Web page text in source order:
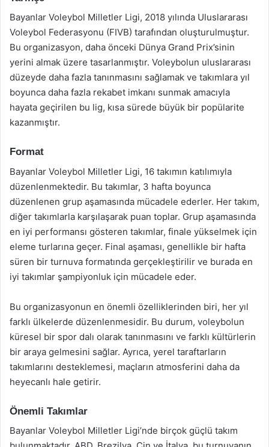
Bayanlar Voleybol Milletler Ligi, 2018 yılında Uluslararası
Voleybol Federasyonu (FIVB) tarafından oluşturulmuştur.
Bu organizasyon, daha önceki Dünya Grand Prix’sinin
yerini almak üzere tasarlanmıştır. Voleybolun uluslararası
düzeyde daha fazla tanınmasını sağlamak ve takımlara yıl
boyunca daha fazla rekabet imkanı sunmak amacıyla
hayata geçirilen bu lig, kısa sürede büyük bir popülarite
kazanmıştır.
Format
Bayanlar Voleybol Milletler Ligi, 16 takımın katılımıyla
düzenlenmektedir. Bu takımlar, 3 hafta boyunca
düzenlenen grup aşamasında mücadele ederler. Her takım,
diğer takımlarla karşılaşarak puan toplar. Grup aşamasında
en iyi performansı gösteren takımlar, finale yükselmek için
eleme turlarına geçer. Final aşaması, genellikle bir hafta
süren bir turnuva formatında gerçekleştirilir ve burada en
iyi takımlar şampiyonluk için mücadele eder.
Bu organizasyonun en önemli özelliklerinden biri, her yıl
farklı ülkelerde düzenlenmesidir. Bu durum, voleybolun
küresel bir spor dalı olarak tanınmasını ve farklı kültürlerin
bir araya gelmesini sağlar. Ayrıca, yerel taraftarların
takımlarını desteklemesi, maçların atmosferini daha da
heyecanlı hale getirir.
Önemli Takımlar
Bayanlar Voleybol Milletler Ligi’nde birçok güçlü takım